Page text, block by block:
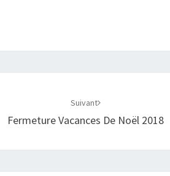
Suivant
Fermeture Vacances De Noël 2018